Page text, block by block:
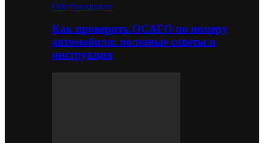
Обслуживание
Как проверить ОСАГО по номеру
автомобиля: полезные советы и
инструкция